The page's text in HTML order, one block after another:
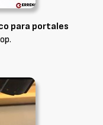
para portales